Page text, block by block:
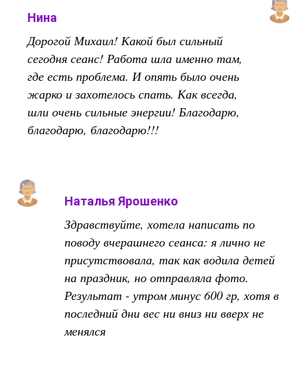
Нина
Дорогой Михаил! Какой был сильный
сегодня сеанс! Работа шла именно там,
где есть проблема. И опять было очень
жарко и захотелось спать. Как всегда,
шли очень сильные энергии! Благодарю,
благодарю, благодарю!!!
Наталья Ярошенко
Здравствуйте, хотела написать по
поводу вчерашнего сеанса: я лично не
присутствовала, так как водила детей
на праздник, но отправляла фото.
Результат - утром минус 600 гр, хотя в
последний дни вес ни вниз ни вверх не
менялся